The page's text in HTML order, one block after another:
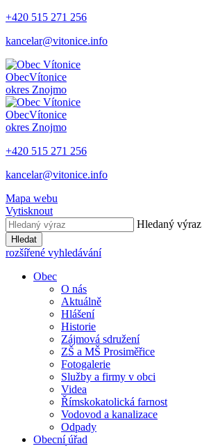
+420 515 271 256
kancelar@vitonice.info
ObecVítonice
okres Znojmo
ObecVítonice
okres Znojmo
+420 515 271 256
kancelar@vitonice.info
Mapa webu
Vytisknout
Hledaný výraz
Hledat
rozšířené vyhledávání
Obec
O nás
Aktuálně
Hlášení
Historie
Zájmová sdružení
ZŠ a MŠ Prosiměřice
Fotogalerie
Služby a firmy v obci
Videa
Římskokatolická farnost
Vodovod a kanalizace
Odpady
Obecní úřad